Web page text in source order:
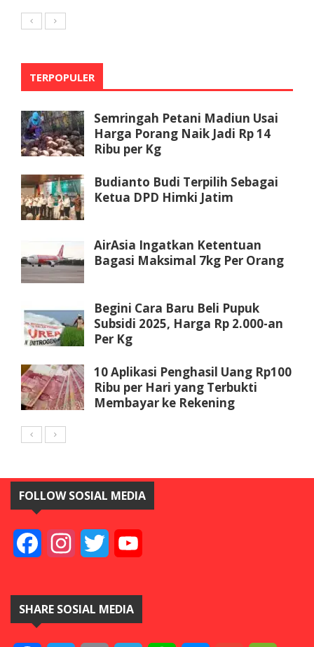
TERPOPULER
Semringah Petani Madiun Usai
Harga Porang Naik Jadi Rp 14
Ribu per Kg
Budianto Budi Terpilih Sebagai
Ketua DPD Himki Jatim
AirAsia Ingatkan Ketentuan
Bagasi Maksimal 7kg Per Orang
Begini Cara Baru Beli Pupuk
Subsidi 2025, Harga Rp 2.000-an
Per Kg
10 Aplikasi Penghasil Uang Rp100
Ribu per Hari yang Terbukti
Membayar ke Rekening
FOLLOW SOSIAL MEDIA
FacebookInstagramTwitter
SHARE SOSIAL MEDIA